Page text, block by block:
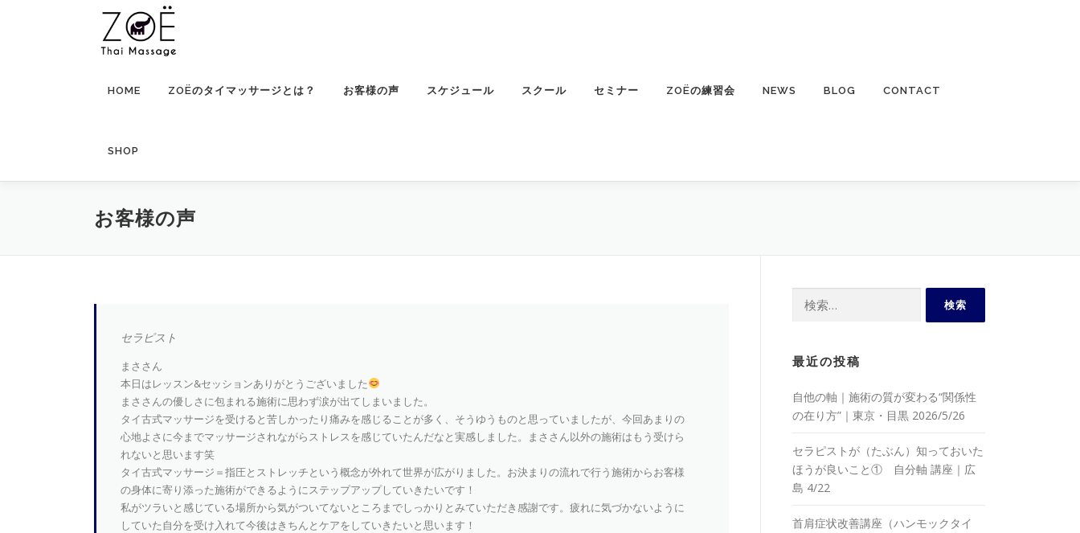
HOME ZOËのタイマッサージとは？ お客様の声 スケジュール スクール セミナー ZOËの練習会 NEWS BLOG CONTACT
SHOP
お客様の声
セラピスト
まささん
本日はレッスン&セッションありがとうございました
まささんの優しさに包まれる施術に思わず涙が出てしまいました。
タイ古式マッサージを受けると苦しかったり痛みを感じることが多く、そうゆうものと思っていましたが、今回あまりの
心地よさに今までマッサージされながらストレスを感じていたんだなと実感しました。まささん以外の施術はもう受けら
れないと思います笑
タイ古式マッサージ＝指圧とストレッチという概念が外れて世界が広がりました。お決まりの流れで行う施術からお客様
の身体に寄り添った施術ができるようにステップアップしていきたいです！
私がツラいと感じている場所から気がついてないところまでしっかりとみていただき感謝です。疲れに気づかないように
していた自分を受け入れて今後はきちんとケアをしていきたいと思います！
最近の投稿
自他の軸｜施術の質が変わる“関係性
の在り方”｜東京・目黒 2026/5/26
セラピストが（たぶん）知っておいた
ほうが良いこと① 自分軸 講座｜広
島 4/22
首肩症状改善講座（ハンモックタイ